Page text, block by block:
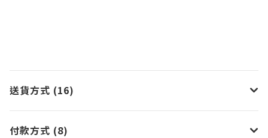
送貨方式 (16)
付款方式 (8)